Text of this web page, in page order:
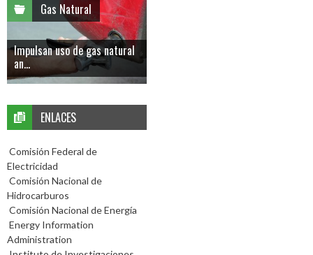
Gas Natural
Impulsan uso de gas natural
an...
ENLACES
Comisión Federal de
Electricidad
Comisión Nacional de
Hidrocarburos
Comisión Nacional de Energía
Energy Information
Administration